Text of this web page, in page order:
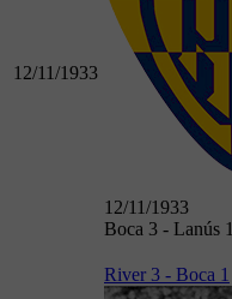
12/11/1933
12/11/1933
Boca 3 - Lanús 1
River 3 - Boca 1